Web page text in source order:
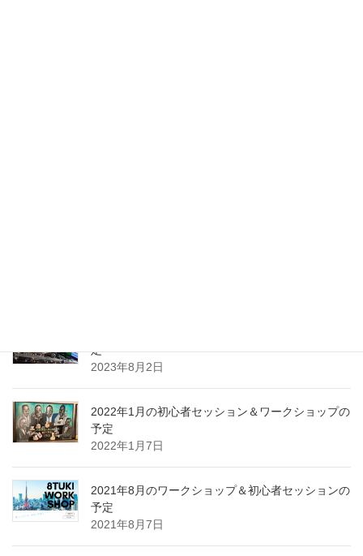
定
2023年8月2日
2022年1月の初心者セッション＆ワークショップの
予定
2022年1月7日
2021年8月のワークショップ＆初心者セッションの
予定
2021年8月7日